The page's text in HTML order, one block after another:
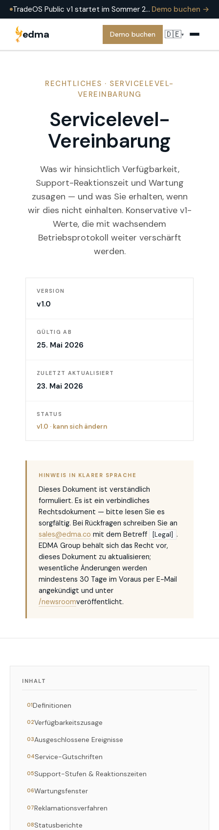
TradeOS Public v1 startet im Sommer 2026 — heute bereits produktiv im Einsatz bei EDMA Group. Demo buchen, um es an einem echten Trade zu sehen. Demo buchen →
edma Demo buchen 🇩🇪▾
RECHTLICHES · SERVICELEVEL-
VEREINBARUNG
Servicelevel-
Vereinbarung
Was wir hinsichtlich Verfügbarkeit,
Support-Reaktionszeit und Wartung
zusagen — und was Sie erhalten, wenn
wir dies nicht einhalten. Konservative v1-
Werte, die mit wachsendem
Betriebsprotokoll weiter verschärft
werden.
VERSION
v1.0
GÜLTIG AB
25. Mai 2026
ZULETZT AKTUALISIERT
23. Mai 2026
STATUS
v1.0 · kann sich ändern
HINWEIS IN KLARER SPRACHE
Dieses Dokument ist verständlich
formuliert. Es ist ein verbindliches
Rechtsdokument — bitte lesen Sie es
sorgfältig. Bei Rückfragen schreiben Sie an
sales@edma.co mit dem Betreff [Legal] .
EDMA Group behält sich das Recht vor,
dieses Dokument zu aktualisieren;
wesentliche Änderungen werden
mindestens 30 Tage im Voraus per E-Mail
angekündigt und unter
/newsroomveröffentlicht.
INHALT
01Definitionen
02Verfügbarkeitszusage
03Ausgeschlossene Ereignisse
04Service-Gutschriften
05Support-Stufen & Reaktionszeiten
06Wartungsfenster
07Reklamationsverfahren
08Statusberichte